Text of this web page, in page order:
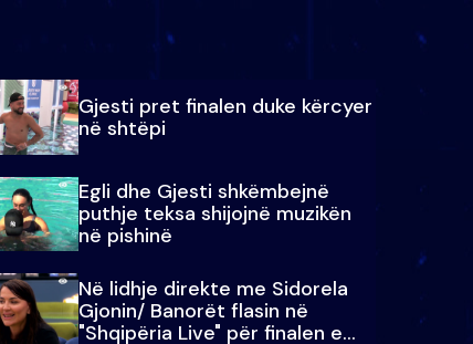
Gjesti pret finalen duke kërcyer
në shtëpi
Egli dhe Gjesti shkëmbejnë
puthje teksa shijojnë muzikën
në pishinë
Në lidhje direkte me Sidorela
Gjonin/ Banorët flasin në
"Shqipëria Live" për finalen e